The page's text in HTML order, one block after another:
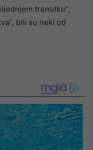
trenutku”,
bili su neki od